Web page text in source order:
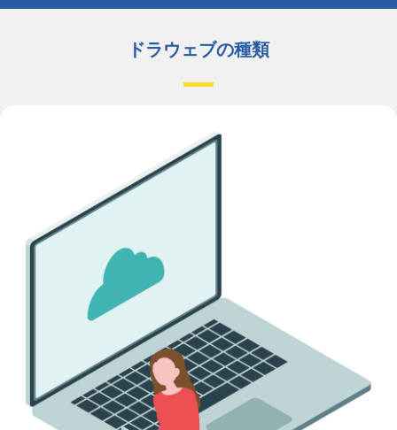
ドラウェブの種類